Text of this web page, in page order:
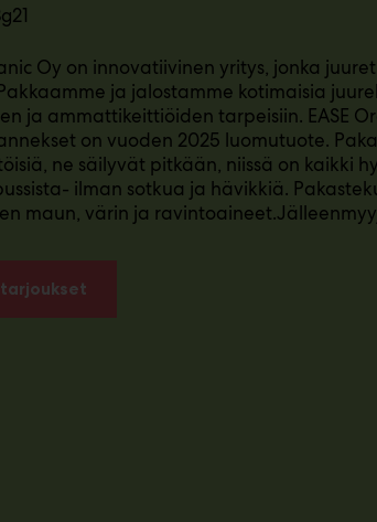
Oy on innovatiivinen yritys, jonka
ja jalostamme kotimaisia
ja ammattikeittiöiden tarpeisiin. EASE
on vuoden 2025 luomutuote.
ne säilyvät pitkään, niissä on kaikki
ilman sotkua ja hävikkiä.
maun, värin ja